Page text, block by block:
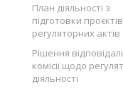
План діяльності з
підготовки проєктів
регуляторних актів
Рішення
комісії щодо
діяльності